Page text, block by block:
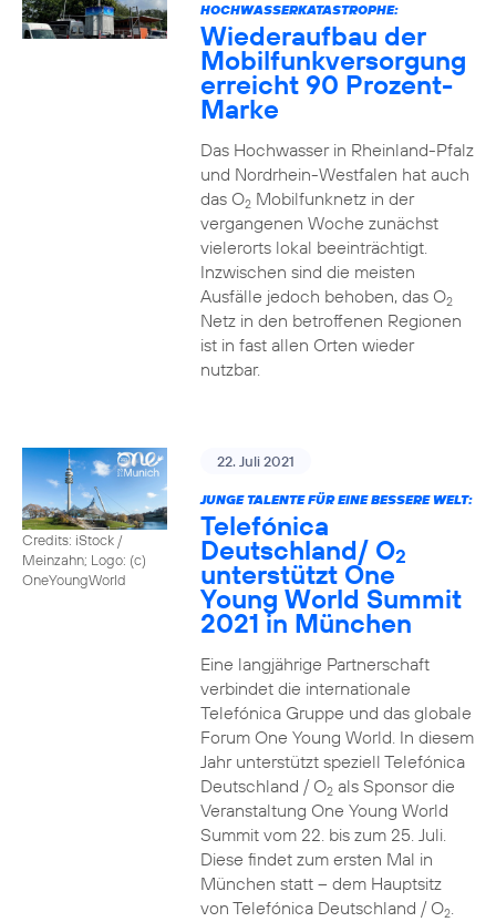
HOCHWASSERKATASTROPHE:
Wiederaufbau der
Mobilfunkversorgung
erreicht 90 Prozent-
Marke
Das Hochwasser in Rheinland-Pfalz
und Nordrhein-Westfalen hat auch
das O2Mobilfunknetz in der
vergangenen Woche zunächst
vielerorts lokal beeinträchtigt.
Inzwischen sind die meisten
Ausfälle jedoch behoben, das O2
Netz in den betroffenen Regionen
ist in fast allen Orten wieder
nutzbar.
Credits: iStock /
Meinzahn; Logo: (c)
OneYoungWorld
22. Juli 2021
JUNGE TALENTE FÜR EINE BESSERE WELT:
Telefónica
Deutschland/ O2
unterstützt One
Young World Summit
2021 in München
Eine langjährige Partnerschaft
verbindet die internationale
Telefónica Gruppe und das globale
Forum One Young World. In diesem
Jahr unterstützt speziell Telefónica
Deutschland / O2als Sponsor die
Veranstaltung One Young World
Summit vom 22. bis zum 25. Juli.
Diese findet zum ersten Mal in
München statt – dem Hauptsitz
von Telefónica Deutschland / O2.